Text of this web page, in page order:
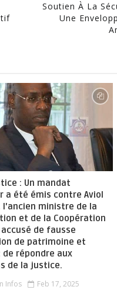
Soutien À La
Une
: Un mandat
a été émis contre Aviol
l'ancien ministre de la
et de la Coopération
de fausse
de patrimoine et
répondre aux
de la justice.
Infos Feb 17, 2025